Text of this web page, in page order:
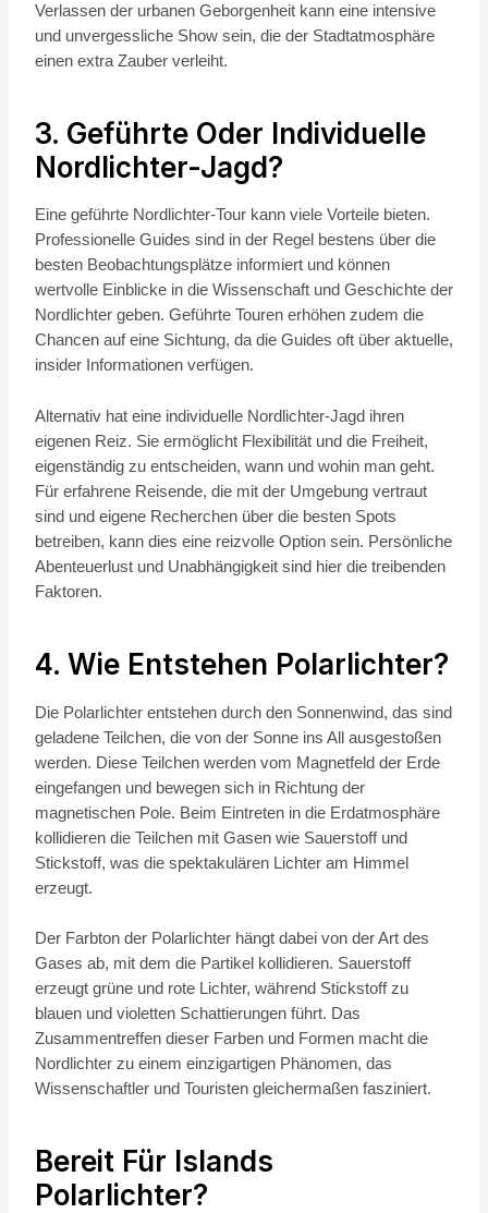
Verlassen der urbanen Geborgenheit kann eine intensive
und unvergessliche Show sein, die der Stadtatmosphäre
einen extra Zauber verleiht.
3. Geführte Oder Individuelle
Nordlichter-Jagd?
Eine geführte Nordlichter-Tour kann viele Vorteile bieten.
Professionelle Guides sind in der Regel bestens über die
besten Beobachtungsplätze informiert und können
wertvolle Einblicke in die Wissenschaft und Geschichte der
Nordlichter geben. Geführte Touren erhöhen zudem die
Chancen auf eine Sichtung, da die Guides oft über aktuelle,
insider Informationen verfügen.
Alternativ hat eine individuelle Nordlichter-Jagd ihren
eigenen Reiz. Sie ermöglicht Flexibilität und die Freiheit,
eigenständig zu entscheiden, wann und wohin man geht.
Für erfahrene Reisende, die mit der Umgebung vertraut
sind und eigene Recherchen über die besten Spots
betreiben, kann dies eine reizvolle Option sein. Persönliche
Abenteuerlust und Unabhängigkeit sind hier die treibenden
Faktoren.
4. Wie Entstehen Polarlichter?
Die Polarlichter entstehen durch den Sonnenwind, das sind
geladene Teilchen, die von der Sonne ins All ausgestoßen
werden. Diese Teilchen werden vom Magnetfeld der Erde
eingefangen und bewegen sich in Richtung der
magnetischen Pole. Beim Eintreten in die Erdatmosphäre
kollidieren die Teilchen mit Gasen wie Sauerstoff und
Stickstoff, was die spektakulären Lichter am Himmel
erzeugt.
Der Farbton der Polarlichter hängt dabei von der Art des
Gases ab, mit dem die Partikel kollidieren. Sauerstoff
erzeugt grüne und rote Lichter, während Stickstoff zu
blauen und violetten Schattierungen führt. Das
Zusammentreffen dieser Farben und Formen macht die
Nordlichter zu einem einzigartigen Phänomen, das
Wissenschaftler und Touristen gleichermaßen fasziniert.
Bereit Für Islands
Polarlichter?